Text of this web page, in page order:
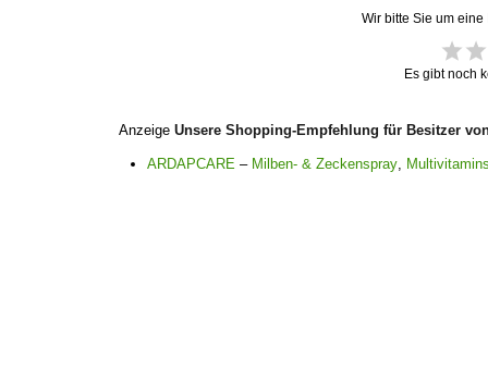
Wir bitte Sie um
Es gibt noch
AnzeigeUnsere Shopping-Empfehlung für Besitzer
ARDAPCARE – Milben- & Zeckenspray